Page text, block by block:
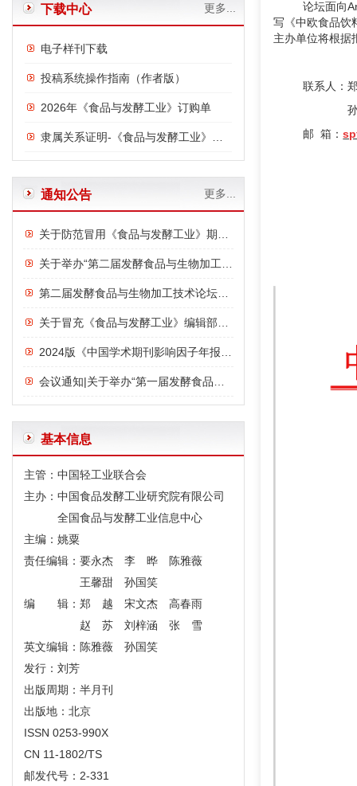
论坛面向
写《中欧食品饮
主办单位将根据
联系人：
孙国笑
邮 箱：
下载中心 更多...
电子样刊下载
投稿系统操作指南（作者版）
2026年《食品与发酵工业》订购单
通知公告 更多...
基本信息
主管：中国轻工业联合会
主办：中国食品发酵工业研究院有限公司
全国食品与发酵工业信息中心
主编：姚粟
责任编辑：要永杰 李 晔 陈雅薇
王馨甜 孙国笑
编 辑：郑 越 宋文杰 高春雨
赵 苏 刘梓涵 张 雪
英文编辑：陈雅薇 孙国笑
发行：刘芳
出版周期：半月刊
出版地：北京
ISSN 0253-990X
CN 11-1802/TS
邮发代号：2-331